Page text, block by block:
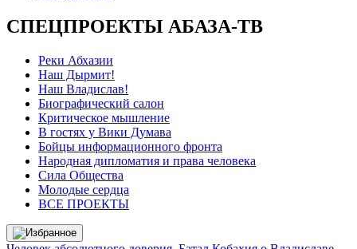
СПЕЦПРОЕКТЫ АБАЗА-ТВ
Реки Абхазии
Наш Дырмит!
Наш Владислав!
Биографический салон
Критическое мышление
В гостях у Вики Думава
Бойцы информационного фронта
Народная дипломатия и права человека
Сила Общества
Молодые сердца
ВСЕ ПРОЕКТЫ